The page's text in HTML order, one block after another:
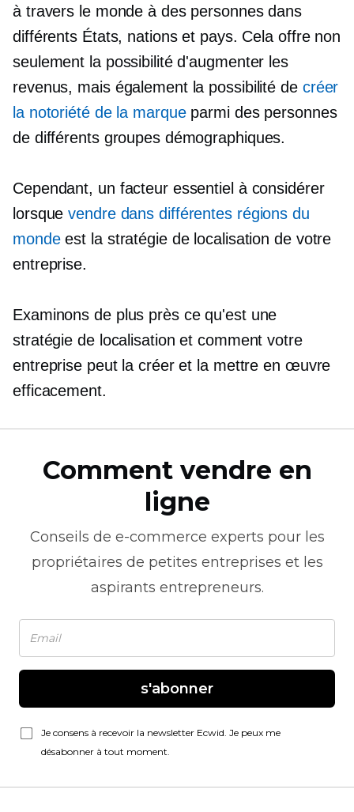
à travers le monde à des personnes dans
différents États, nations et pays. Cela offre non
seulement la possibilité d'augmenter les
revenus, mais également la possibilité de créer
la notoriété de la marqueparmi des personnes
de différents groupes démographiques.
Cependant, un facteur essentiel à considérer
lorsquevendre dans différentes régions du
mondeest la stratégie de localisation de votre
entreprise.
Examinons de plus près ce qu'est une
stratégie de localisation et comment votre
entreprise peut la créer et la mettre en œuvre
efficacement.
Comment vendre en
ligne
Conseils de e-commerce experts pour les
propriétaires de petites entreprises et les
aspirants entrepreneurs.
s'abonner
Je consens à recevoir la newsletter Ecwid. Je peux me
désabonner à tout moment.